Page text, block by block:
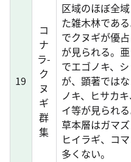
19
コ
ナ
ラ-
ク
ヌ
ギ
群
集
区域のほぼ全
た雑木林であ
でクヌギが優
が見られる。
でエゴノキ、
が、顕著では
ノキ、ヒサカ
イ等が見られる
草本層はガマ
ヒイラギ、コ
多くない。